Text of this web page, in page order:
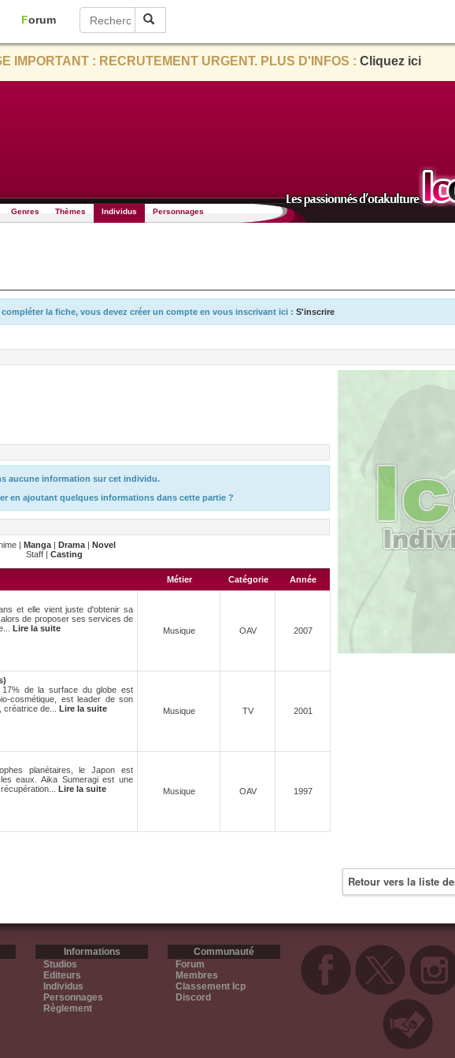
Forum
IMPORTANT : RECRUTEMENT URGENT. PLUS D'INFOS : Cliquez ici
Genres Thèmes Individus Personnages
compléter la fiche, vous devez créer un compte en vous inscrivant ici : S'inscrire
aucune information sur cet individu.
en ajoutant quelques informations dans cette partie ?
| Manga | Drama | Novel
Staff | Casting
Métier Catégorie Année
et elle vient juste d'obtenir sa
de proposer ses services de
Lire la suite Musique OAV 2007
de la surface du globe est
cosmétique, est leader de son
créatrice de... Lire la suite Musique TV 2001
planétaires, le Japon est
eaux. Aika Sumeragi est une
Lire la suite Musique OAV 1997
Retour vers la liste
Informations
Studios
Editeurs
Individus
Personnages
Règlement
Communauté
Forum
Membres
Classement Icp
Discord